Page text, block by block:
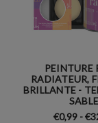
PEINTURE
RADIATEUR,
BRILLANTE -
SABLE
€0,99 -